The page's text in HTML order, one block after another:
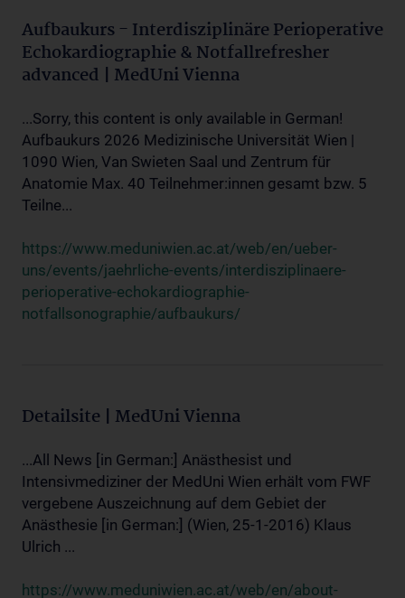
Aufbaukurs - Interdisziplinäre Perioperative
Echokardiographie & Notfallrefresher
advanced | MedUni Vienna
...Sorry, this content is only available in German!
Aufbaukurs 2026 Medizinische Universität Wien |
1090 Wien, Van Swieten Saal und Zentrum für
Anatomie Max. 40 Teilnehmer:innen gesamt bzw. 5
Teilne...
https://www.meduniwien.ac.at/web/en/ueber-
uns/events/jaehrliche-events/interdisziplinaere-
perioperative-echokardiographie-
notfallsonographie/aufbaukurs/
Detailsite | MedUni Vienna
...All News [in German:] Anästhesist und
Intensivmediziner der MedUni Wien erhält vom FWF
vergebene Auszeichnung auf dem Gebiet der
Anästhesie [in German:] (Wien, 25-1-2016) Klaus
Ulrich ...
https://www.meduniwien.ac.at/web/en/about-